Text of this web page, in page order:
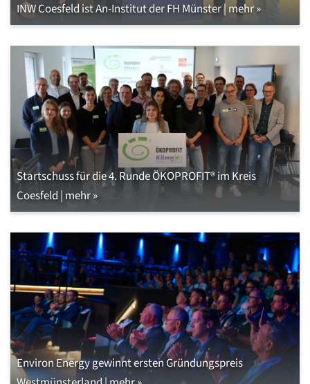
INW Coesfeld ist An-Institut der FH Münster | mehr »
Startschuss für die 4. Runde ÖKOPROFIT® im Kreis
Coesfeld | mehr »
Environ Energy gewinnt ersten Gründungspreis